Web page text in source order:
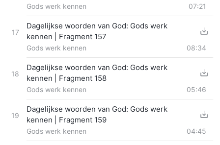
Gods werk kennen 07:21
17
Dagelijkse woorden van God: Gods werk
kennen | Fragment 157
Gods werk kennen 08:34
18
Dagelijkse woorden van God: Gods werk
kennen | Fragment 158
Gods werk kennen 05:46
19
Dagelijkse woorden van God: Gods werk
kennen | Fragment 159
Gods werk kennen 04:45